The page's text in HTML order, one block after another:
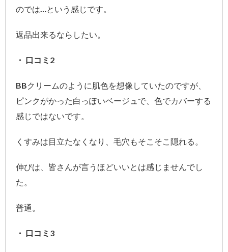
のでは…という感じです。
返品出来るならしたい。
・ 口コミ2
BBクリームのように肌色を想像していたのですが、
ピンクがかった白っぽいベージュで、色でカバーする
感じではないです。
くすみは目立たなくなり、毛穴もそこそこ隠れる。
伸びは、皆さんが言うほどいいとは感じませんでし
た。
普通。
・ 口コミ3